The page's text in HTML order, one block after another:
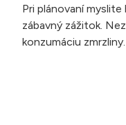
Pri plánovaní
zábavný zážitok.
konzumáciu zmrzliny.